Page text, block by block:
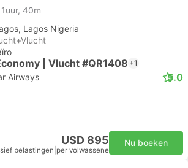
40m
Lagos Nigeria
| Vlucht #QR1408 +1
Airways 5.0
USD 895
belastingen per volwassene
Nu boeken